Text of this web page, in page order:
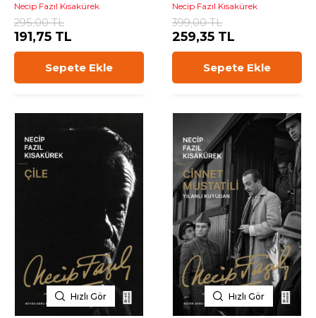
Necip Fazıl Kısakürek
295,00 TL
191,75 TL
Sepete Ekle
Necip Fazıl Kısakürek
399,00 TL
259,35 TL
Sepete Ekle
Hızlı Gör Hızlı Gör